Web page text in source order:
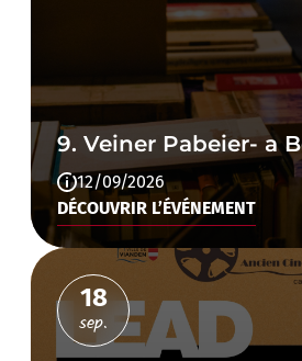
9. Veiner Pabeier- a
12/09/2026
DÉCOUVRIR L’ÉVÉNEMENT
18
sep.